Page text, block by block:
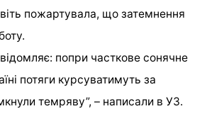
пожартувала, що затемнення
попри часткове сонячне
потяги курсуватимуть за
темряву”, – написали в УЗ.